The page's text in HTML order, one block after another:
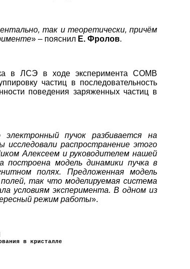
так и теоретически, причём
» – пояснил Е. Фролов.
в ЛСЭ в ходе эксперимента COMB
частиц в последовательность
поведения заряженных частиц в
электронный пучок разбивается на
исследовали распространение этого
Алексеем и руководителем нашей
модель динамики пучка в
полях. Предложенная модель
так что моделируемая система
условиям эксперимента. В одном из
режим работы».
в кристалле